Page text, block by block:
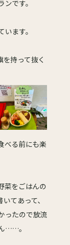
です。
ます。
持って抜く
べる前にも楽
菜をごはんの
てあって、
ったので放流
……。